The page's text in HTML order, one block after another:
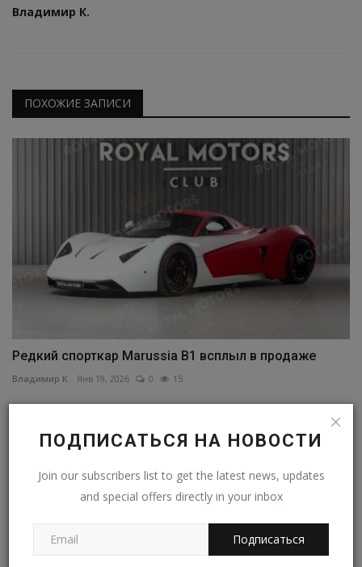
ПОДПИСАТЬСЯ НА НОВОСТИ
Join our subscribers list to get the latest news, updates
and special offers directly in your inbox
Подписаться
Владимир К.
ПОХОЖИЕ ЗАПИСИ
Редкий спорткар Marussia B1 всплыл в продаже
Владимир К. Янв 19, 2026 0 15